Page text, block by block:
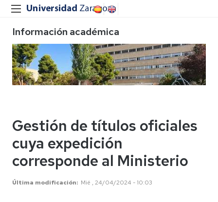
Información académica
Gestión de títulos oficiales
cuya expedición
corresponde al Ministerio
Última modificación Mié , 24/04/2024 - 10:03